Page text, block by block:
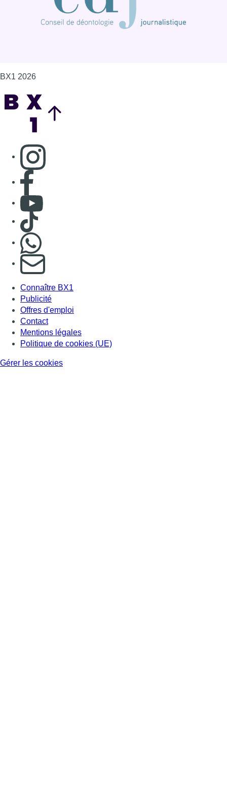
BX1 2026
Consulter page Instagram
Consulter page Facebook
Consulter Youtube
Consulter TikTok
S'abonner à notre newsletter
Connaître BX1
Publicité
Offres d'emploi
Contact
Mentions légales
Politique de cookies (UE)
Gérer les cookies